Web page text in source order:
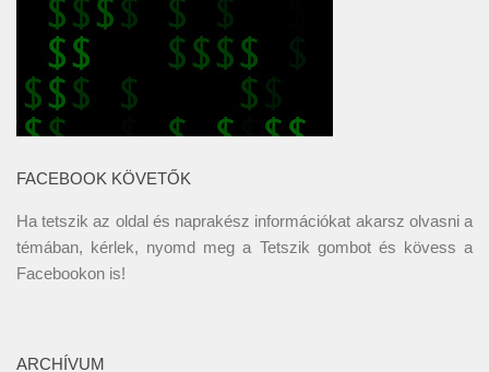
FACEBOOK KÖVETŐK
Ha tetszik az oldal és naprakész információkat akarsz olvasni a
témában, kérlek, nyomd meg a Tetszik gombot és kövess a
Facebookon is!
ARCHÍVUM